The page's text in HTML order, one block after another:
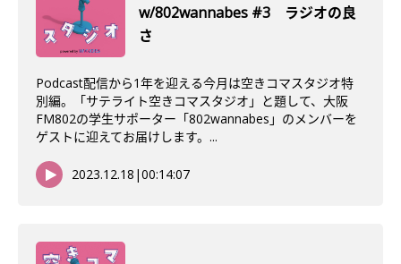
w/802wannabes #3 ラジオの良
さ
Podcast配信から1年を迎える今月は空きコマスタジオ特
別編。「サテライト空きコマスタジオ」と題して、大阪
FM802の学生サポーター「802wannabes」のメンバーを
ゲストに迎えてお届けします。...
2023.12.18 |00:14:07